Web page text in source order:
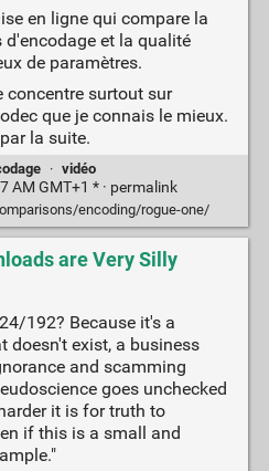
en ligne qui compare la
et la qualité
de paramètres.
concentre surtout sur
que je connais le mieux.
la suite.
· vidéo
AM GMT+1 * · permalink
encoding/rogue-one/
are Very Silly
192? Because it's a
doesn't exist, a business
and scamming
goes unchecked
it is for truth to
if this is a small and